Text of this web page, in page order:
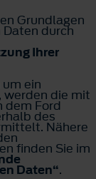
Grundlagen
durch
Ihrer
ein
die mit
dem Ford
des
Nähere
finden Sie im
Daten“.